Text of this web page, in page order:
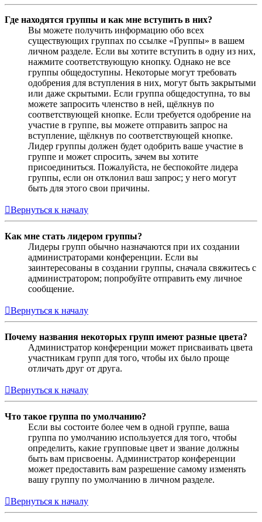
Где находятся группы и как мне вступить в них?
Вы можете получить информацию обо всех
существующих группах по ссылке «Группы» в вашем
личном разделе. Если вы хотите вступить в одну из них,
нажмите соответствующую кнопку. Однако не все
группы общедоступны. Некоторые могут требовать
одобрения для вступления в них, могут быть закрытыми
или даже скрытыми. Если группа общедоступна, то вы
можете запросить членство в ней, щёлкнув по
соответствующей кнопке. Если требуется одобрение на
участие в группе, вы можете отправить запрос на
вступление, щёлкнув по соответствующей кнопке.
Лидер группы должен будет одобрить ваше участие в
группе и может спросить, зачем вы хотите
присоединиться. Пожалуйста, не беспокойте лидера
группы, если он отклонил ваш запрос; у него могут
быть для этого свои причины.
Вернуться к началу
Как мне стать лидером группы?
Лидеры групп обычно назначаются при их создании
администраторами конференции. Если вы
заинтересованы в создании группы, сначала свяжитесь с
администратором; попробуйте отправить ему личное
сообщение.
Вернуться к началу
Почему названия некоторых групп имеют разные цвета?
Администратор конференции может присваивать цвета
участникам групп для того, чтобы их было проще
отличать друг от друга.
Вернуться к началу
Что такое группа по умолчанию?
Если вы состоите более чем в одной группе, ваша
группа по умолчанию используется для того, чтобы
определить, какие групповые цвет и звание должны
быть вам присвоены. Администратор конференции
может предоставить вам разрешение самому изменять
вашу группу по умолчанию в личном разделе.
Вернуться к началу